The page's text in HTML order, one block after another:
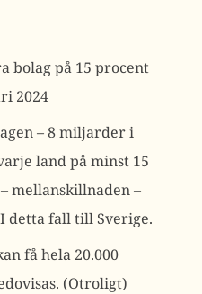
bolag på 15 procent
2024
– 8 miljarder i
land på minst 15
mellanskillnaden –
detta fall till Sverige.
få hela 20.000
(Otroligt)